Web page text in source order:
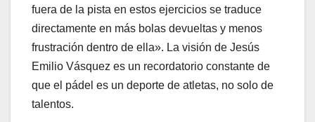
fuera de la pista en estos ejercicios se traduce
directamente en más bolas devueltas y menos
frustración dentro de ella». La visión de Jesús
Emilio Vásquez es un recordatorio constante de
que el pádel es un deporte de atletas, no solo de
talentos.